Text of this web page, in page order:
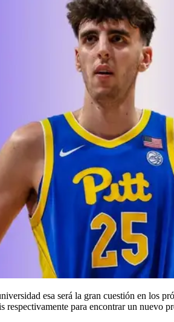
esa será la gran cuestión en los
para encontrar un nuevo